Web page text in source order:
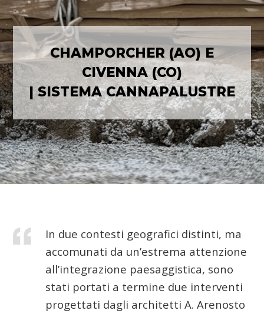
CHAMPORCHER (AO) E
CIVENNA (CO)
| SISTEMA CANNAPALUSTRE
In due contesti geografici distinti, ma
accomunati da un’estrema attenzione
all’integrazione paesaggistica, sono
stati portati a termine due interventi
progettati dagli architetti A. Arenosto